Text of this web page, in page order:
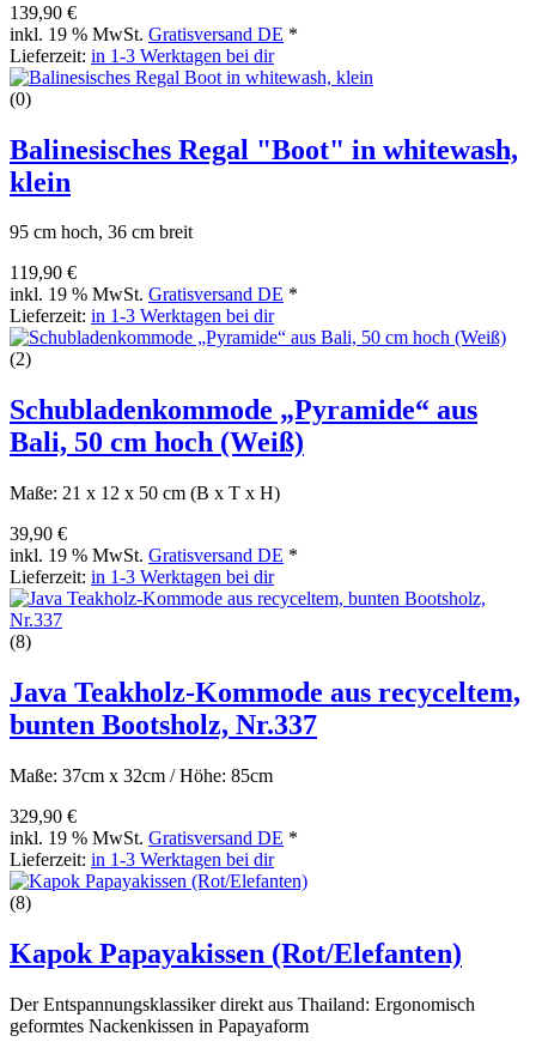
139,90 €
inkl. 19 % MwSt. Gratisversand DE *
Lieferzeit: in 1-3 Werktagen bei dir
(0)
Balinesisches Regal "Boot" in whitewash,
klein
95 cm hoch, 36 cm breit
119,90 €
inkl. 19 % MwSt. Gratisversand DE *
Lieferzeit: in 1-3 Werktagen bei dir
(2)
Schubladenkommode „Pyramide“ aus
Bali, 50 cm hoch (Weiß)
Maße: 21 x 12 x 50 cm (B x T x H)
39,90 €
inkl. 19 % MwSt. Gratisversand DE *
Lieferzeit: in 1-3 Werktagen bei dir
(8)
Java Teakholz-Kommode aus recyceltem,
bunten Bootsholz, Nr.337
Maße: 37cm x 32cm / Höhe: 85cm
329,90 €
inkl. 19 % MwSt. Gratisversand DE *
Lieferzeit: in 1-3 Werktagen bei dir
(8)
Kapok Papayakissen (Rot/Elefanten)
Der Entspannungsklassiker direkt aus Thailand: Ergonomisch
geformtes Nackenkissen in Papayaform